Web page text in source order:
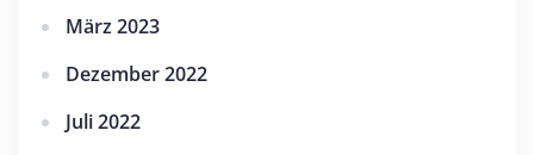
März 2023
Dezember 2022
Juli 2022